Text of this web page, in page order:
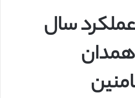
سال
همدان